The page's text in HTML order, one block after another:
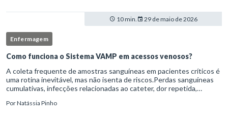
10 min. 29 de maio de 2026
Enfermagem
Como funciona o Sistema VAMP em acessos venosos?
A coleta frequente de amostras sanguíneas em pacientes críticos é
uma rotina inevitável, mas não isenta de riscos.Perdas sanguíneas
cumulativas, infecções relacionadas ao cateter, dor repetida,
PorNatássia Pinho